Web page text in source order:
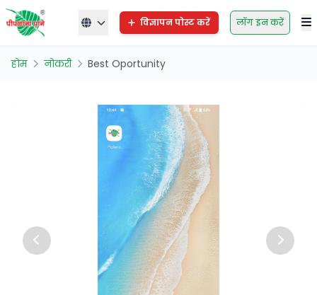
विज्ञापन पोस्ट करें लॉग इन करें
होम नोकरी Best Oportunity